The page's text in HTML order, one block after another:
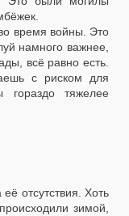
время войны. Это
намного важнее,
всё равно есть.
с риском для
тяжелее
отсутствия. Хоть
зимой,